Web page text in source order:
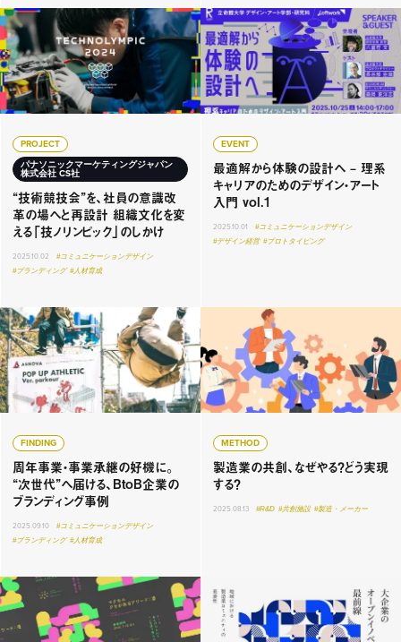
PROJECT
パナソニックマーケティングジャパン
株式会社 CS社
“技術競技会”を、社員の意識改
革の場へと再設計 組織文化を変
える「技ノリンピック」のしかけ
2025.10.02
#コミュニケーションデザイン
#ブランディング #人材育成
EVENT
最適解から体験の設計へ – 理系
キャリアのためのデザイン・アート
入門 vol.1
2025.10.01
#コミュニケーションデザイン
#デザイン経営 #プロトタイピング
FINDING
周年事業・事業承継の好機に。
“次世代”へ届ける、BtoB企業の
ブランディング事例
2025.09.10
#コミュニケーションデザイン
#ブランディング #人材育成
METHOD
製造業の共創、なぜやる？どう実現
する？
2025.08.13 #R&D #共創施設 #製造・メーカー